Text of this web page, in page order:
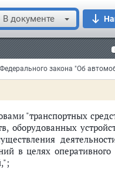
В документе
года N 257-ФЗ "Об
в отдельные
2007, N 46, ст. 5553;
ст. 1131; N 30, ст. 4765)
"транспортных
оборудованных
в целях